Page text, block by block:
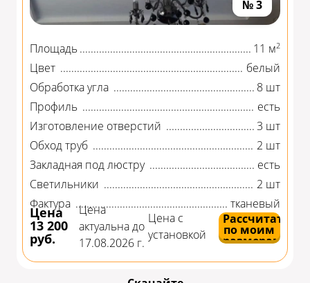
№ 3
Площадь 11 м2
Цвет
белый
Обработка угла
8 шт
Профиль
есть
Изготовление отверстий
3 шт
Обход труб
2 шт
Закладная под люстру
есть
Светильники
2 шт
Фактура
тканевый
Цена
13 200
руб.
Цена
актуальна до
17.08.2026 г.
Цена с
установкой
Рассчитать
по моим
размерам